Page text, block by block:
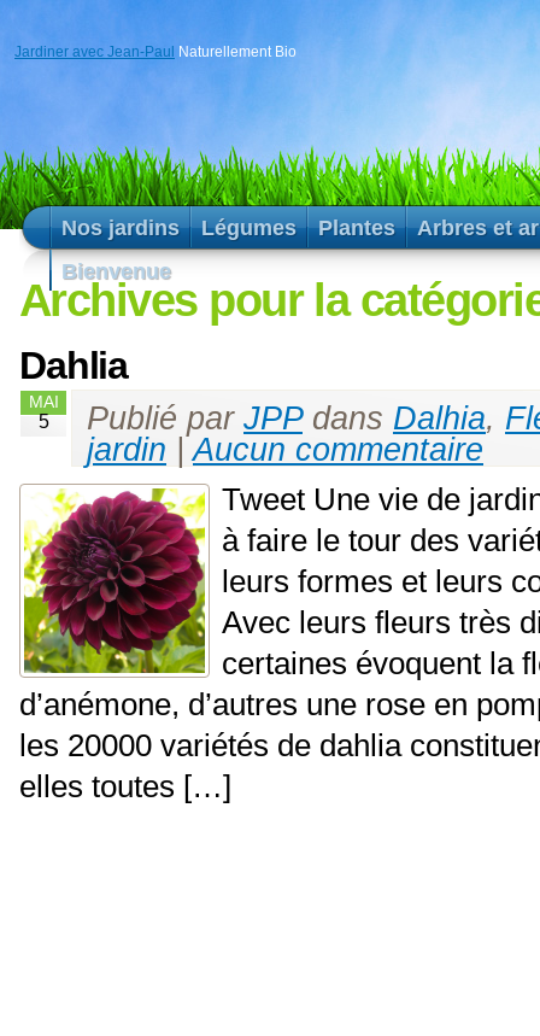
Jardiner avec Jean-Paul Naturellement Bio
Nos jardins Légumes Plantes
Arbres et
Bienvenue
Archives pour la
Dahlia
MAI
5 Publié par JPPdans Dalhia,
jardin |Aucun commentaire
Tweet Une vie de
à faire le tour des
leurs formes et leurs
Avec leurs fleurs très
certaines évoquent la
d’anémone, d’autres une rose en
les 20000 variétés de dahlia
elles toutes […]